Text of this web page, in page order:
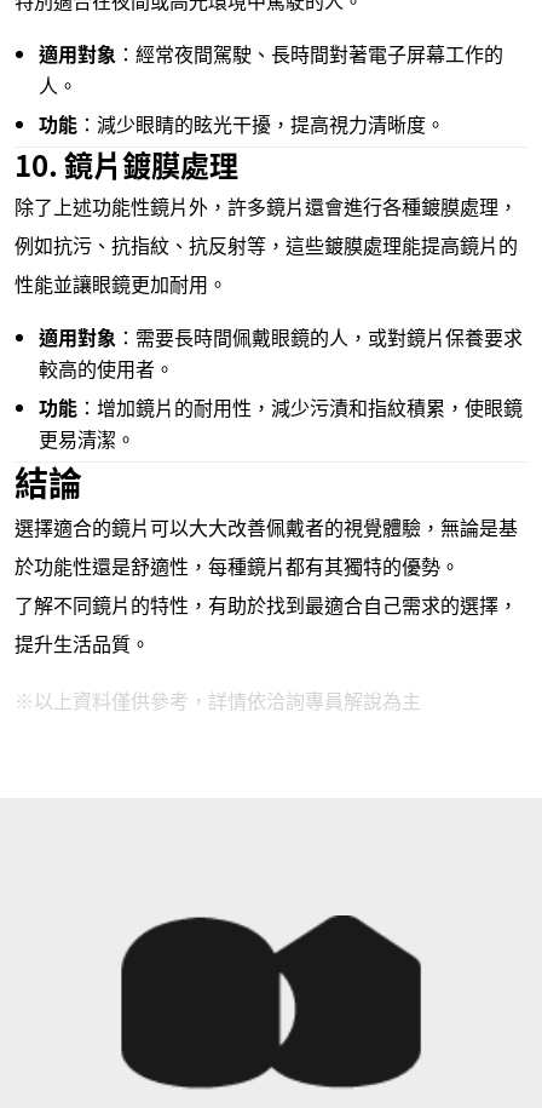
適用對象 ：經常夜間駕駛、長時間對著電子屏幕工作的
人。
功能 ：減少眼睛的眩光干擾，提高視力清晰度。
10. 鏡片鍍膜處理
除了上述功能性鏡片外，許多鏡片還會進行各種鍍膜處理，
例如抗污、抗指紋、抗反射等，這些鍍膜處理能提高鏡片的
性能並讓眼鏡更加耐用。
適用對象 ：需要長時間佩戴眼鏡的人，或對鏡片保養要求
較高的使用者。
功能 ：增加鏡片的耐用性，減少污漬和指紋積累，使眼鏡
更易清潔。
結論
選擇適合的鏡片可以大大改善佩戴者的視覺體驗，無論是基
於功能性還是舒適性，每種鏡片都有其獨特的優勢。
了解不同鏡片的特性，有助於找到最適合自己需求的選擇，
提升生活品質。
※以上資料僅供參考，詳情依洽詢專員解說為主